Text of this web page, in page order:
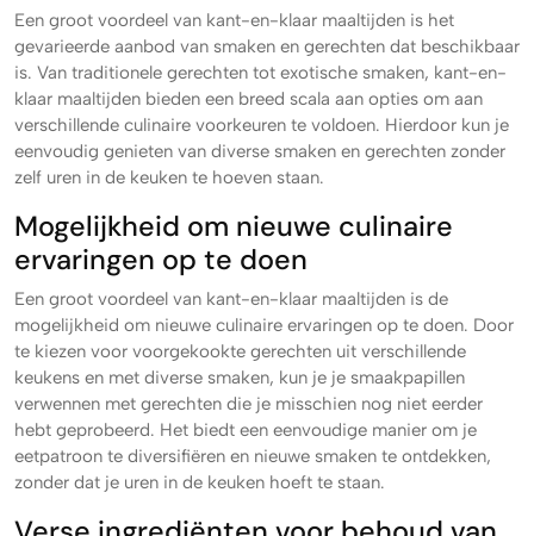
Een groot voordeel van kant-en-klaar maaltijden is het
gevarieerde aanbod van smaken en gerechten dat beschikbaar
is. Van traditionele gerechten tot exotische smaken, kant-en-
klaar maaltijden bieden een breed scala aan opties om aan
verschillende culinaire voorkeuren te voldoen. Hierdoor kun je
eenvoudig genieten van diverse smaken en gerechten zonder
zelf uren in de keuken te hoeven staan.
Mogelijkheid om nieuwe culinaire
ervaringen op te doen
Een groot voordeel van kant-en-klaar maaltijden is de
mogelijkheid om nieuwe culinaire ervaringen op te doen. Door
te kiezen voor voorgekookte gerechten uit verschillende
keukens en met diverse smaken, kun je je smaakpapillen
verwennen met gerechten die je misschien nog niet eerder
hebt geprobeerd. Het biedt een eenvoudige manier om je
eetpatroon te diversifiëren en nieuwe smaken te ontdekken,
zonder dat je uren in de keuken hoeft te staan.